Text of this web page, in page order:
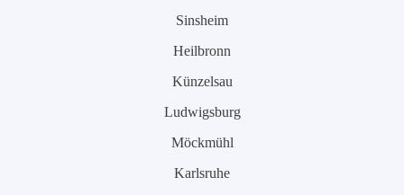
Sinsheim
Heilbronn
Künzelsau
Ludwigsburg
Möckmühl
Karlsruhe